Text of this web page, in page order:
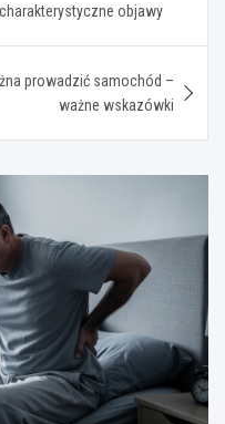
objawy
prowadzić samochód –
ważne wskazówki